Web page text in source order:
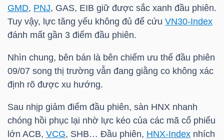
GMD, PNJ, GAS, EIB giữ được sắc xanh đầu phiên.
Tuy vậy, lực tăng yếu không đủ để cứu VN30-Index
đánh mất gần 3 điểm đầu phiên.
Nhìn chung, bên bán là bên chiếm ưu thế đầu phiên
09/07 song thị trường vẫn đang giằng co không xác
định rõ được xu hướng.
Sau nhịp giảm điểm đầu phiên, sàn HNX nhanh
chóng hồi phục lại nhờ lực kéo của các mã cổ phiếu
lớn ACB, VCG, SHB… Đầu phiên, HNX-Index nhích
YẾU
DÙNG
YẾU